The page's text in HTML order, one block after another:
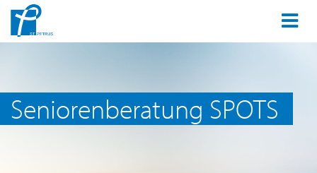
Seniorenberatung SPOTS